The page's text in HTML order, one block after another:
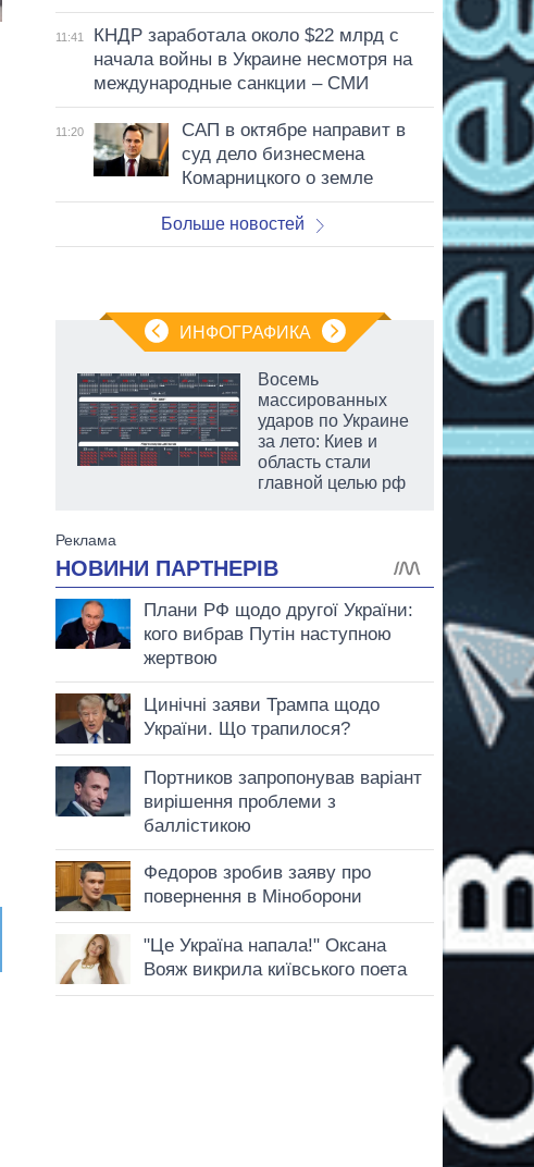
11:41
КНДР заработала около $22 млрд с
начала войны в Украине несмотря на
международные санкции – СМИ
11:20
САП в октябре направит в
суд дело бизнесмена
Комарницкого о земле
Больше новостей
ИНФОГРАФИКА
Восемь
массированных
ударов по Украине
за лето: Киев и
область стали
главной целью рф